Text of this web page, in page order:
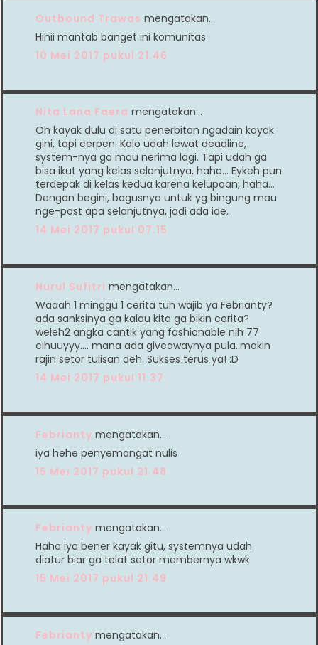
Outbound Trawas mengatakan…
Hihii mantab banget ini komunitas
10 Mei 2017 pukul 21.46
Nita Lana Faera mengatakan…
Oh kayak dulu di satu penerbitan ngadain kayak
gini, tapi cerpen. Kalo udah lewat deadline,
system-nya ga mau nerima lagi. Tapi udah ga
bisa ikut yang kelas selanjutnya, haha... Eykeh pun
terdepak di kelas kedua karena kelupaan, haha...
Dengan begini, bagusnya untuk yg bingung mau
nge-post apa selanjutnya, jadi ada ide.
14 Mei 2017 pukul 07.15
Nurul Sufitri mengatakan…
Waaah 1 minggu 1 cerita tuh wajib ya Febrianty?
ada sanksinya ga kalau kita ga bikin cerita?
weleh2 angka cantik yang fashionable nih 77
cihuuyyy.... mana ada giveawaynya pula..makin
rajin setor tulisan deh. Sukses terus ya! :D
14 Mei 2017 pukul 11.37
Febrianty mengatakan…
iya hehe penyemangat nulis
15 Mei 2017 pukul 21.48
Febrianty mengatakan…
Haha iya bener kayak gitu, systemnya udah
diatur biar ga telat setor membernya wkwk
15 Mei 2017 pukul 21.49
Febrianty mengatakan…